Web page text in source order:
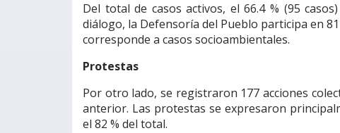
Del total de casos activos, el 66.4 % (95
diálogo, la Defensoría del Pueblo participa en
corresponde a casos socioambientales.
Protestas
Por otro lado, se registraron 177 acciones
anterior. Las protestas se expresaron
el 82 % del total.